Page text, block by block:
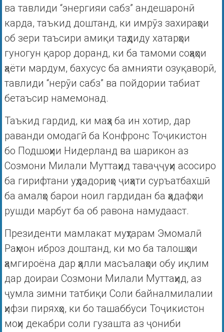
ва тавлиди “энергияи сабз” андешаронӣ
карда, таъкид доштанд, ки имрӯз захираҳои
об зери таъсири амиқи таҳдиду хатарҳои
гуногун қарор доранд, ки ба тамоми соҳаҳои
ҳаёти мардум, бахусус ба амнияти озуқаворӣ,
тавлиди “нерӯи сабз” ва пойдории табиат
бетаъсир намемонад.
Таъкид гардид, ки маҳз ба ин хотир, дар
раванди омодагӣ ба Конфронс Тоҷикистон
бо Подшоҳии Нидерланд ва шарикон аз
Созмони Милали Муттаҳид таваҷҷуҳи асосиро
ба гирифтани уҳдадориҳо ҷиҳати суръатбахшӣ
ба амалҳо барои ноил гардидан ба ҳадафҳои
рушди марбут ба об равона намудааст.
Президенти мамлакат муҳтарам Эмомалӣ
Раҳмон иброз доштанд, ки мо ба талошҳои
ҳамгироёна дар ҳалли масъалаҳои обу иқлим
дар доираи Созмони Милали Муттаҳид, аз
ҷумла зимни татбиқи Соли байналмилалии
ҳифзи пиряхҳо, ки бо ташаббуси Тоҷикистон
моҳи декабри соли гузашта аз ҷониби